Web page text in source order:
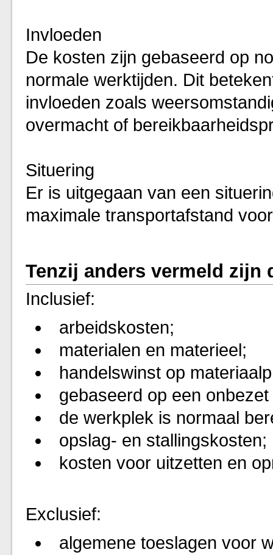
Invloeden
De kosten zijn gebaseerd op
normale werktijden. Dit
invloeden zoals
overmacht of
Situering
Er is uitgegaan van een
maximale transportafstand
Tenzij anders vermeld zijn
Inclusief:
arbeidskosten;
materialen en materieel;
handelswinst op
gebaseerd op een
de werkplek is normaal
opslag- en stallingskosten;
kosten voor uitzetten en
Exclusief:
algemene toeslagen voor